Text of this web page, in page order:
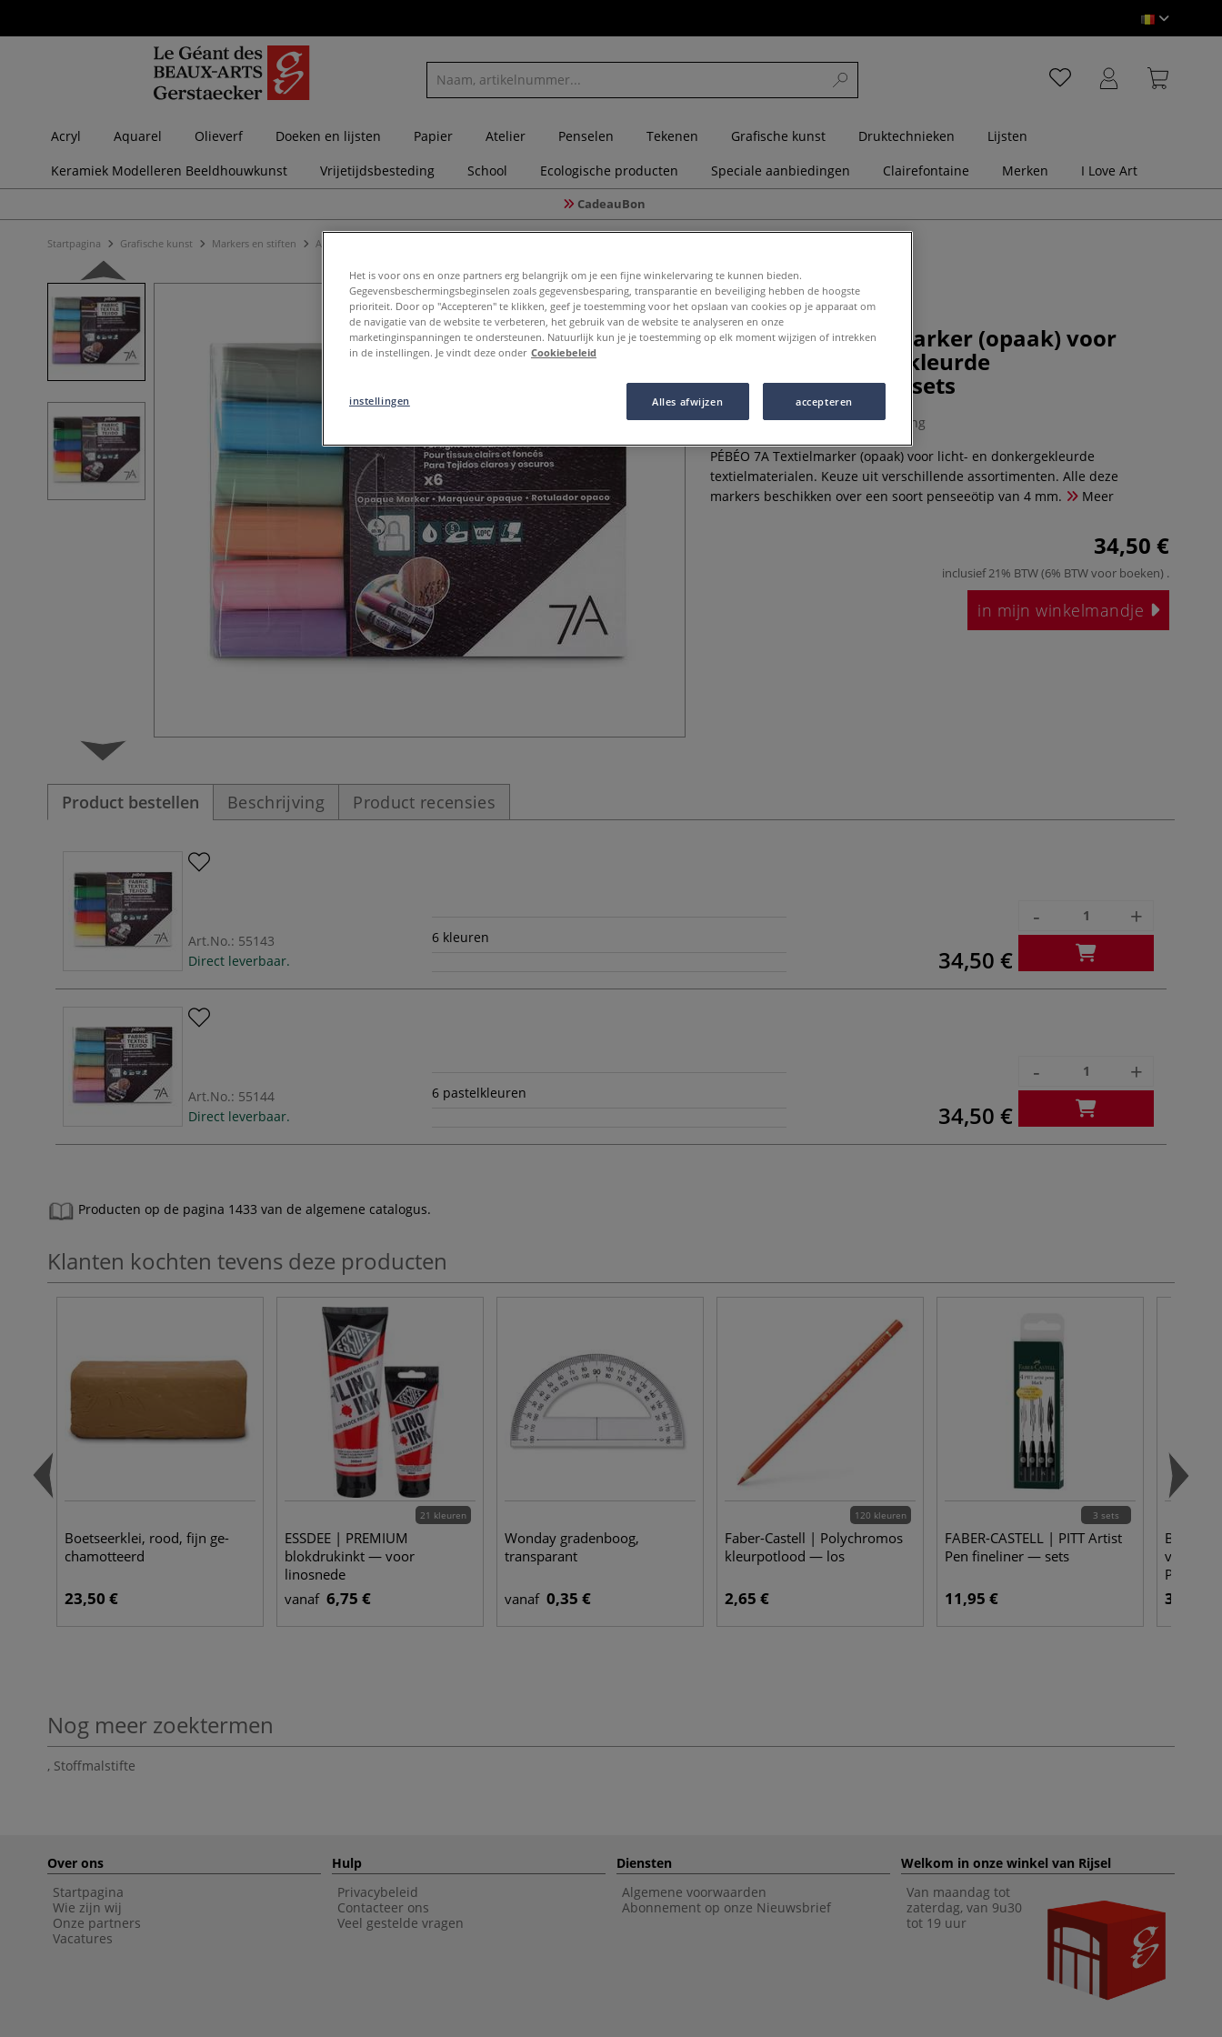
Acryl Aquarel Olieverf Doeken en lijsten Papier Atelier Penselen Tekenen Grafische kunst Druktechnieken
Lijsten
Keramiek Modelleren Beeldhouwkunst
Vrijetijdsbesteding School Ecologische producten Speciale aanbiedingen Clairefontaine Merken I Love Art
CadeauBon
Startpagina Grafische kunst Markers en stiften Acrylmarkers
PÉBÉO 7A Textielmarker (opaak) voor
licht- en donkergekleurde
textielmaterialen, sets
0 Beoordeling
PÉBÉO 7A Textielmarker (opaak) voor licht- en donkergekleurde
textielmaterialen. Keuze uit verschillende assortimenten. Alle deze
markers beschikken over een soort penseeötip van 4 mm.
Meer
34,50 €
inclusief 21% BTW (6% BTW voor boeken) .
in mijn winkelmandje
Product bestellen Beschrijving Product recensies
Art.No.: 55143
Direct leverbaar.
6 kleuren
34,50 €
- +
Art.No.: 55144
Direct leverbaar.
6 pastelkleuren
34,50 €
- +
Producten op de pagina 1433 van de algemene catalogus.
Klanten kochten tevens deze producten
Boetseerklei, rood, fijn ge-
chamotteerd
23,50 €
21 kleuren
ESSDEE | PREMIUM
blokdrukinkt — voor
linosnede
vanaf 6,75 €
Wonday gradenboog,
transparant
vanaf 0,35 €
120 kleuren
Faber-Castell | Polychromos
kleurpotlood — los
2,65 €
3 sets
FABER-CASTELL | PITT Artist
Pen fineliner — sets
11,95 €
BiC® |
3,45 €
Nog meer zoektermen
, Stoffmalstifte
Over ons
Startpagina
Wie zijn wij
Onze partners
Vacatures
Hulp
Privacybeleid
Contacteer ons
Veel gestelde vragen
Diensten
Algemene voorwaarden
Abonnement op onze Nieuwsbrief
Welkom in onze winkel van Rijsel
Van maandag tot
zaterdag, van 9u30
tot 19 uur
Het is voor ons en onze partners erg belangrijk om je een fijne winkelervaring te kunnen bieden.
Gegevensbeschermingsbeginselen zoals gegevensbesparing, transparantie en beveiliging hebben de hoogste
prioriteit. Door op "Accepteren" te klikken, geef je toestemming voor het opslaan van cookies op je apparaat om
de navigatie van de website te verbeteren, het gebruik van de website te analyseren en onze
marketinginspanningen te ondersteunen. Natuurlijk kun je je toestemming op elk moment wijzigen of intrekken
in de instellingen. Je vindt deze onder Cookiebeleid
Alles afwijzen accepteren
instellingen